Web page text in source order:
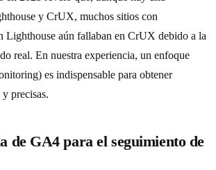
y CrUX, muchos sitios con
Lighthouse aún fallaban en CrUX debido a la
real. En nuestra experiencia, un enfoque
es indispensable para obtener
precisas.
de GA4 para el seguimiento de